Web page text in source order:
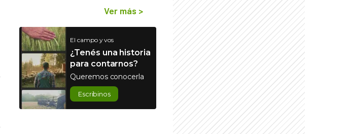
Ver más >
El campo y vos
¿Tenés una historia
para contarnos?
Queremos conocerla
Escribinos